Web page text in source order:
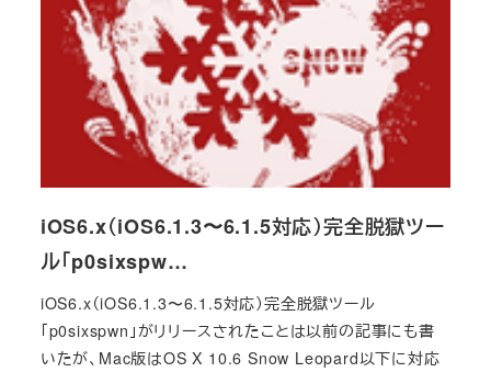
iOS6.x（iOS6.1.3〜6.1.5対応）完全脱獄ツー
ル「p0sixspw…
iOS6.x（iOS6.1.3〜6.1.5対応）完全脱獄ツール
「p0sixspwn」がリリースされたことは以前の記事にも書
いたが、Mac版はOS X 10.6 Snow Leopard以下に対応